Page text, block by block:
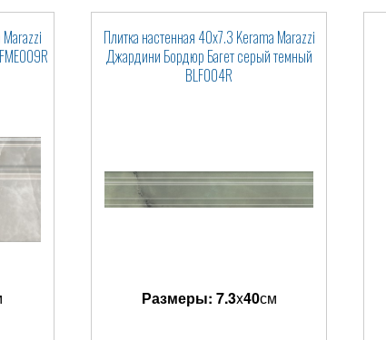
Плитка настенная 40x7.3 Kerama Marazzi
Джардини Бордюр Багет серый темный
BLF004R
Размеры: 7.3x40см